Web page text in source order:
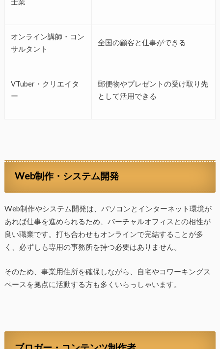
オンライン講師・コン
サルタント
全国の顧客と仕事ができる
VTuber・クリエイタ
ー
郵便物やプレゼントの受け取り先
として活用できる
Web制作・システム開発
Web制作やシステム開発は、パソコンとインターネット環境が
あれば仕事を進められるため、バーチャルオフィスとの相性が
良い職業です。打ち合わせもオンラインで完結することが多
く、必ずしも専用の事務所を持つ必要はありません。
そのため、事業用住所を確保しながら、自宅やコワーキングス
ペースを拠点に活動する方も多くいらっしゃいます。